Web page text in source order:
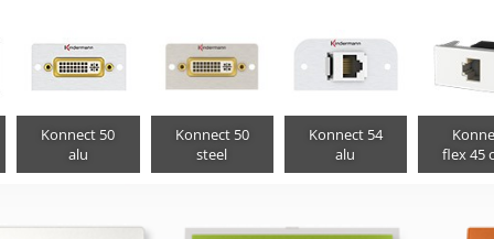
Konnect 50
alu
Konnect 54
alu
flex 45
Konnect 50
steel